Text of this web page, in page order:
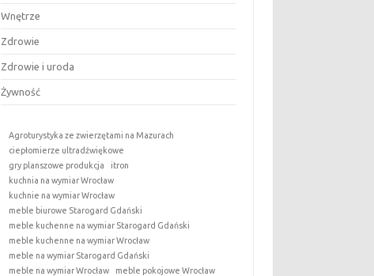
Wnętrze
Zdrowie
Zdrowie i uroda
Żywność
Agroturystyka ze zwierzętami na Mazurach
ciepłomierze ultradźwiękowe
gry planszowe produkcja
itron
kuchnia na wymiar Wrocław
kuchnie na wymiar Wrocław
meble biurowe Starogard Gdański
meble kuchenne na wymiar Starogard Gdański
meble kuchenne na wymiar Wrocław
meble na wymiar Starogard Gdański
meble na wymiar Wrocław
meble pokojowe Wrocław